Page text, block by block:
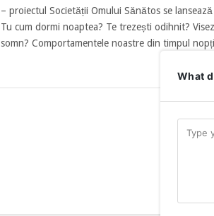
– proiectul Societății Omului Sănătos se
Tu cum dormi noaptea? Te trezești odihnit?
somn? Comportamentele noastre din timpul
What